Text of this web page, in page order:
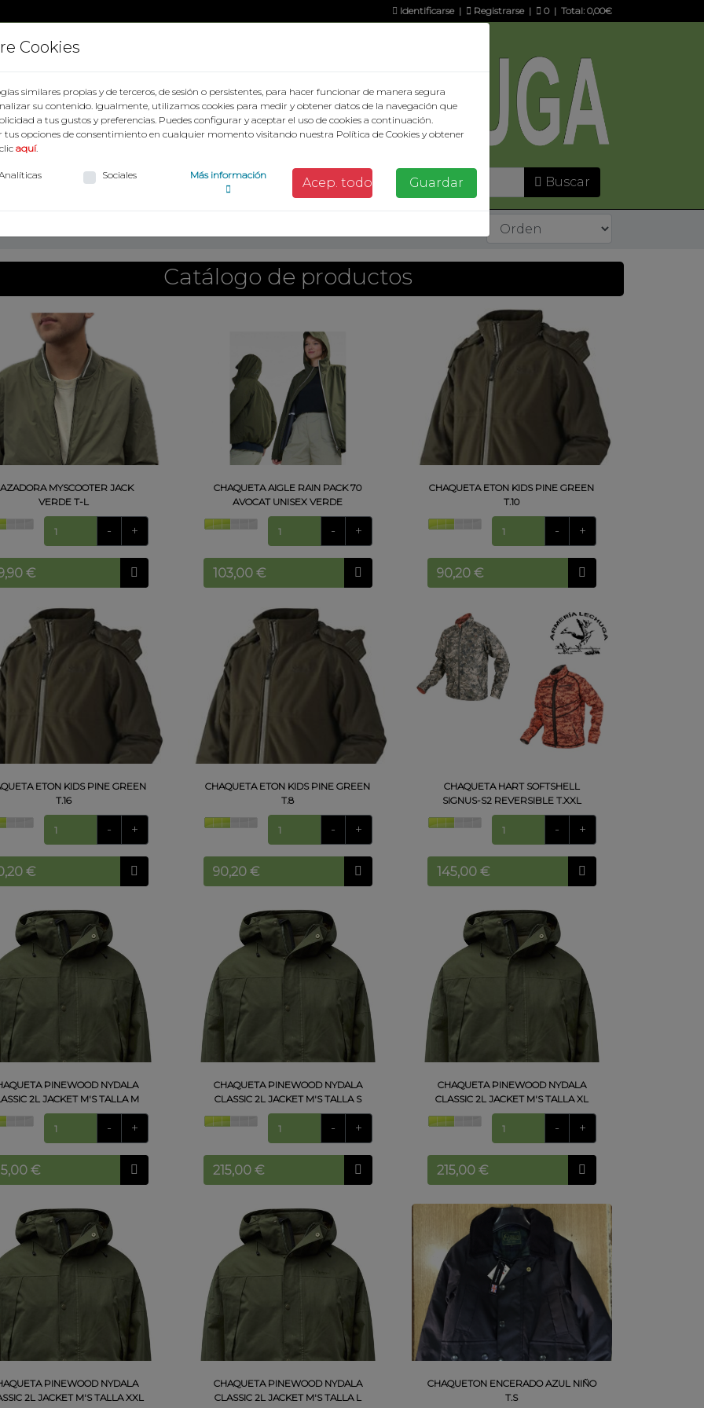
Cookies
similares propias y de terceros, de sesión o persistentes, para hacer funcionar de manera segura
su contenido. Igualmente, utilizamos cookies para medir y obtener datos de la navegación que
a tus gustos y preferencias. Puedes configurar y aceptar el uso de cookies a continuación.
opciones de consentimiento en cualquier momento visitando nuestra Política de Cookies y obtener
aquí.
Sociales Más información
Acep. todo Guardar
Identificarse| Registrarse| 0| Total: 0,00€
Buscar
Catálogo de productos
MYSCOOTER JACK
VERDE T-L
- +
CHAQUETA AIGLE RAIN PACK 70
AVOCAT UNISEX VERDE
- +
CHAQUETA ETON KIDS PINE GREEN
T.10
- +
ETON KIDS PINE GREEN
T.16
- +
CHAQUETA ETON KIDS PINE GREEN
T.8
- +
CHAQUETA HART SOFTSHELL
SIGNUS-S2 REVERSIBLE T.XXL
- +
PINEWOOD NYDALA
2L JACKET M'S TALLA M
- +
CHAQUETA PINEWOOD NYDALA
CLASSIC 2L JACKET M'S TALLA S
- +
CHAQUETA PINEWOOD NYDALA
CLASSIC 2L JACKET M'S TALLA XL
- +
PINEWOOD NYDALA
2L JACKET M'S TALLA XXL
CHAQUETA PINEWOOD NYDALA
CLASSIC 2L JACKET M'S TALLA L
CHAQUETON ENCERADO AZUL NIÑO
T.S